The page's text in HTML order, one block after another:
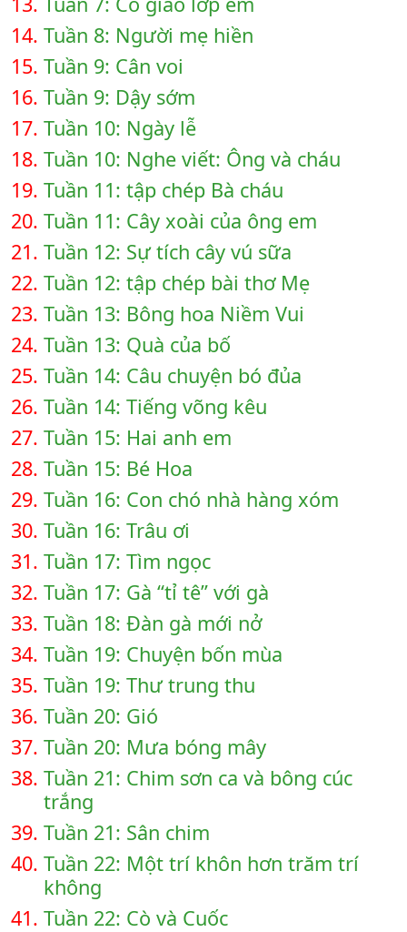
14. Tuần 8: Người mẹ hiền
15. Tuần 9: Cân voi
16. Tuần 9: Dậy sớm
17. Tuần 10: Ngày lễ
18. Tuần 10: Nghe viết: Ông và cháu
19. Tuần 11: tập chép Bà cháu
20. Tuần 11: Cây xoài của ông em
21. Tuần 12: Sự tích cây vú sữa
22. Tuần 12: tập chép bài thơ Mẹ
23. Tuần 13: Bông hoa Niềm Vui
24. Tuần 13: Quà của bố
25. Tuần 14: Câu chuyện bó đủa
26. Tuần 14: Tiếng võng kêu
27. Tuần 15: Hai anh em
28. Tuần 15: Bé Hoa
29. Tuần 16: Con chó nhà hàng xóm
30. Tuần 16: Trâu ơi
31. Tuần 17: Tìm ngọc
32. Tuần 17: Gà “tỉ tê” với gà
33. Tuần 18: Đàn gà mới nở
34. Tuần 19: Chuyện bốn mùa
35. Tuần 19: Thư trung thu
36. Tuần 20: Gió
37. Tuần 20: Mưa bóng mây
38. Tuần 21: Chim sơn ca và bông cúc
trắng
39. Tuần 21: Sân chim
40. Tuần 22: Một trí khôn hơn trăm trí
không
41. Tuần 22: Cò và Cuốc